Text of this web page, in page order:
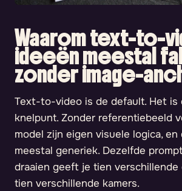
Waarom text-to-
ideeën meestal
zonder image-
Text-to-video is de default. Het is
knelpunt. Zonder referentiebeeld
model zijn eigen visuele logica, en
meestal generiek. Dezelfde
draaien geeft je tien verschillende
tien verschillende kamers.